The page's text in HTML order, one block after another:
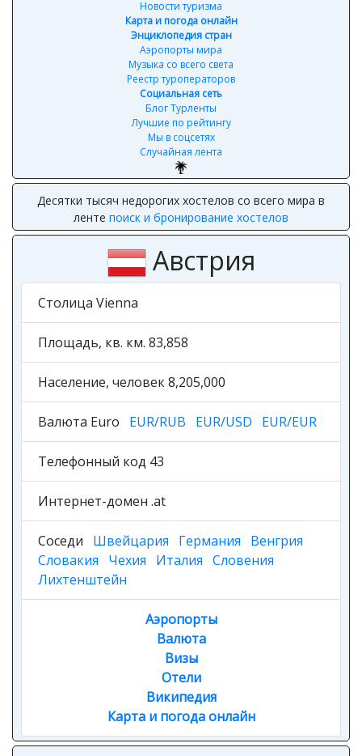
Новости туризма
Карта и погода онлайн
Энциклопедия стран
Аэропорты мира
Музыка со всего света
Реестр туроператоров
Социальная сеть
Блог Турленты
Лучшие по рейтингу
Мы в соцсетях
Случайная лента
Арендуйте автомобиль в два клика с помощью ленты
аренда автомобилей
Австрия
Столица Vienna
Площадь, кв. км. 83,858
Население, человек 8,205,000
Валюта Euro EUR/RUB EUR/USD EUR/EUR
Телефонный код 43
Интернет-домен .at
Соседи Швейцария Германия
Венгрия
Словакия
Чехия Италия Словения
Лихтенштейн
Аэропорты
Валюта
Визы
Отели
Википедия
Карта и погода онлайн